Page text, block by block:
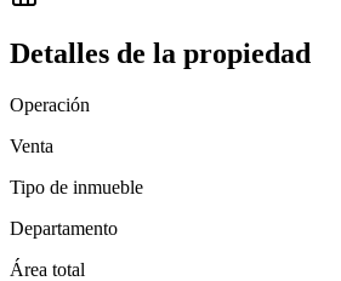
Detalles de la propiedad
Operación
Venta
Tipo de inmueble
Departamento
Área total